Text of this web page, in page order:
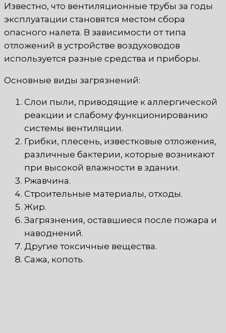
Известно, что вентиляционные трубы за годы
эксплуатации становятся местом сбора
опасного налета. В зависимости от типа
отложений в устройстве воздуховодов
используется разные средства и приборы.
Основные виды загрязнений:
Слои пыли, приводящие к аллергической
реакции и слабому функционированию
системы вентиляции.
Грибки, плесень, известковые отложения,
различные бактерии, которые возникают
при высокой влажности в здании.
Ржавчина.
Строительные материалы, отходы.
Жир.
Загрязнения, оставшиеся после пожара и
наводнений.
Другие токсичные вещества.
Сажа, копоть.